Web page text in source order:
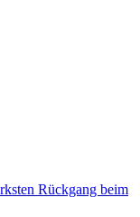
Rückgang beim